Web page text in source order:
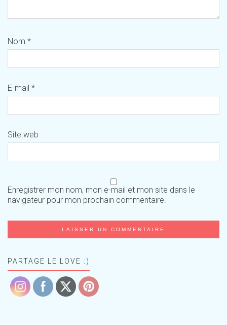
Nom *
E-mail *
Site web
Enregistrer mon nom, mon e-mail et mon site dans le
navigateur pour mon prochain commentaire.
PARTAGE LE LOVE :)